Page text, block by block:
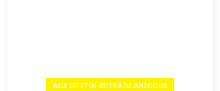
ALLE LETZTEN BEITRÄGE ANZEIGEN